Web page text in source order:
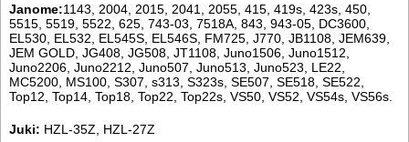
Janome:1143, 2004, 2015, 2041, 2055, 415, 419s, 423s, 450,
5515, 5519, 5522, 625, 743-03, 7518A, 843, 943-05, DC3600,
EL530, EL532, EL545S, EL546S, FM725, J770, JB1108, JEM639,
JEM GOLD, JG408, JG508, JT1108, Juno1506, Juno1512,
Juno2206, Juno2212, Juno507, Juno513, Juno523, LE22,
MC5200, MS100, S307, s313, S323s, SE507, SE518, SE522,
Top12, Top14, Top18, Top22, Top22s, VS50, VS52, VS54s, VS56s.
Juki: HZL-35Z, HZL-27Z